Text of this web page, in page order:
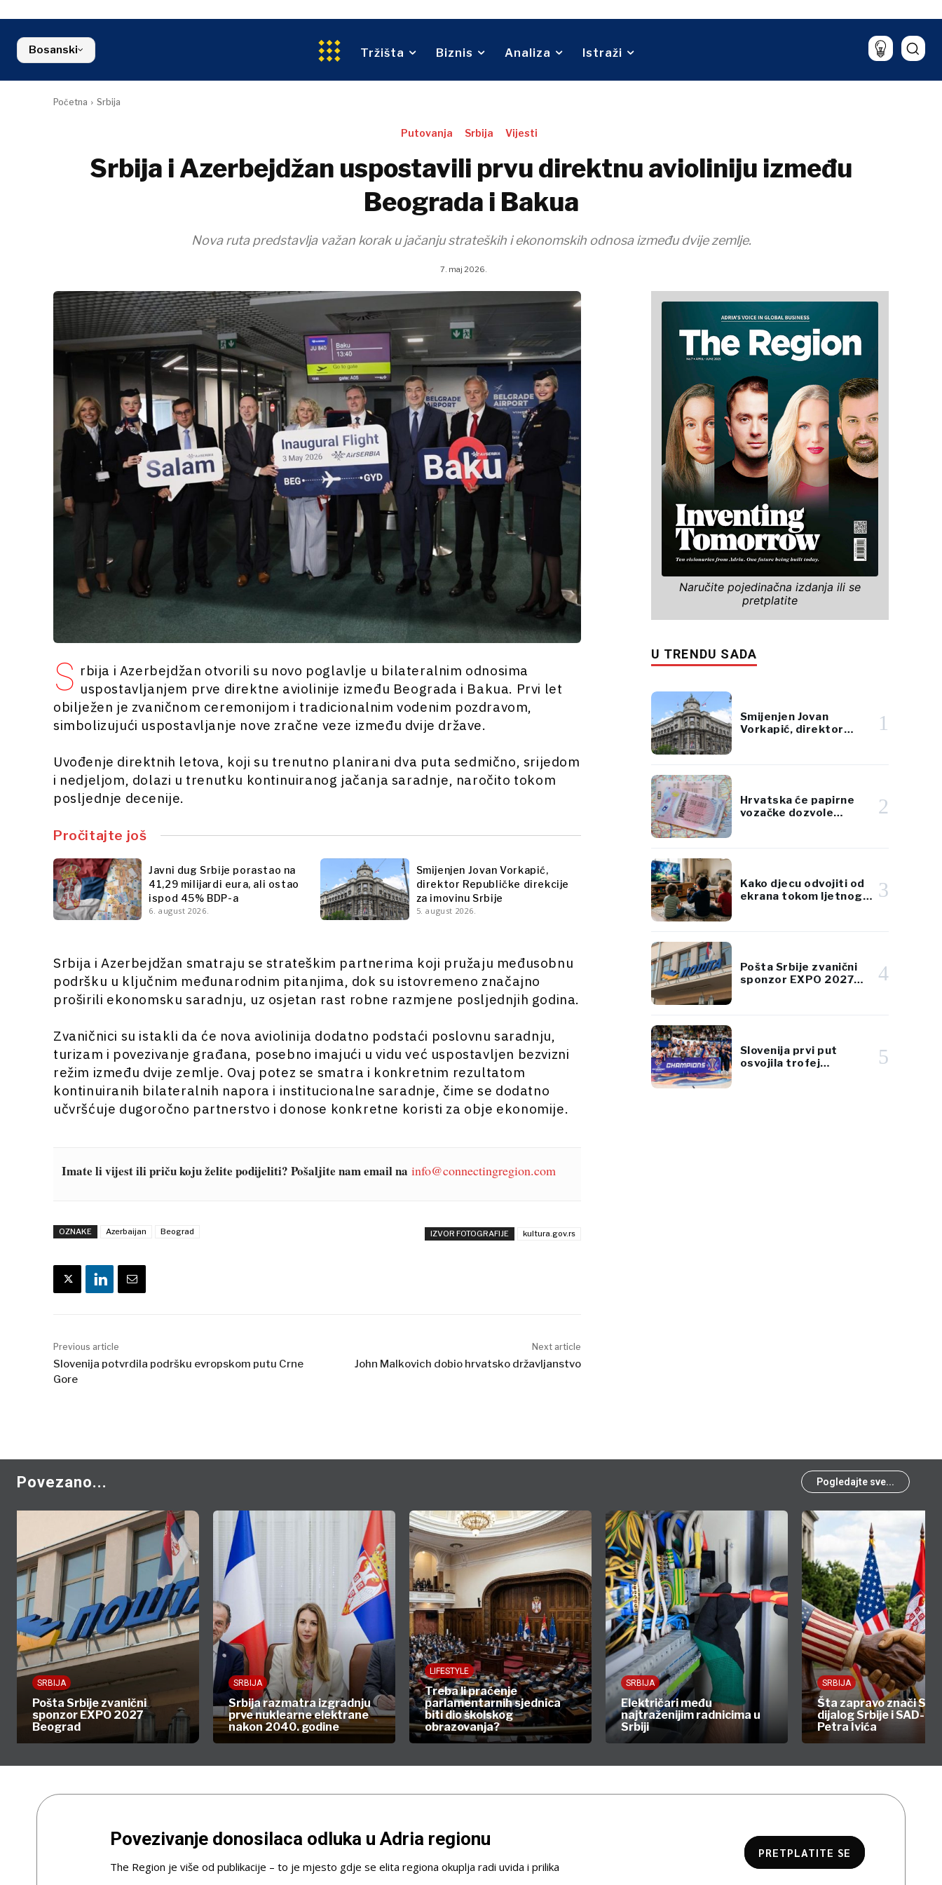
Crna Gora
Sjeverna Makedonija
Srbija
Građevinarstvo
Tehnologija
Turizam
Lifestyle
Pretplata
FMCG
O nama Oglašavanje Kontakt Pretplata
Bosanski Tržišta Biznis Analiza Istraži
Početna Srbija
Putovanja Srbija Vijesti
Srbija i Azerbejdžan uspostavili prvu direktnu avioliniju između
Beograda i Bakua
Nova ruta predstavlja važan korak u jačanju strateških i ekonomskih odnosa između dvije zemlje.
7. maj 2026.
S rbija i Azerbejdžan otvorili su novo poglavlje u bilateralnim odnosima
uspostavljanjem prve direktne aviolinije između Beograda i Bakua. Prvi let
obilježen je zvaničnom ceremonijom i tradicionalnim vodenim pozdravom,
simbolizujući uspostavljanje nove zračne veze između dvije države.
Uvođenje direktnih letova, koji su trenutno planirani dva puta sedmično, srijedom
i nedjeljom, dolazi u trenutku kontinuiranog jačanja saradnje, naročito tokom
posljednje decenije.
Pročitajte još
Javni dug Srbije porastao na
41,29 milijardi eura, ali ostao
ispod 45% BDP-a
6. august 2026.
Smijenjen Jovan Vorkapić,
direktor Republičke direkcije
za imovinu Srbije
5. august 2026.
Srbija i Azerbejdžan smatraju se strateškim partnerima koji pružaju međusobnu
podršku u ključnim međunarodnim pitanjima, dok su istovremeno značajno
proširili ekonomsku saradnju, uz osjetan rast robne razmjene posljednjih godina.
Zvaničnici su istakli da će nova aviolinija dodatno podstaći poslovnu saradnju,
turizam i povezivanje građana, posebno imajući u vidu već uspostavljen bezvizni
režim između dvije zemlje. Ovaj potez se smatra i konkretnim rezultatom
kontinuiranih bilateralnih napora i institucionalne saradnje, čime se dodatno
učvršćuje dugoročno partnerstvo i donose konkretne koristi za obje ekonomije.
Imate li vijest ili priču koju želite podijeliti? Pošaljite nam email na info@connectingregion.com
OZNAKE Azerbaijan Beograd IZVOR FOTOGRAFIJE kultura.gov.rs
Previous article
Slovenija potvrdila podršku evropskom putu Crne
Gore
Next article
John Malkovich dobio hrvatsko državljanstvo
Naručite pojedinačna izdanja ili se
pretplatite
U TRENDU SADA
Smijenjen Jovan
Vorkapić, direktor
1
Hrvatska će papirne
vozačke dozvole
2
Kako djecu odvojiti od
ekrana tokom ljetnog
3
Pošta Srbije zvanični
sponzor EXPO 2027
4
Slovenija prvi put
osvojila trofej
5
Povezano... Pogledajte sve...
SRBIJA
Pošta Srbije zvanični
sponzor EXPO 2027
Beograd
SRBIJA
Srbija razmatra izgradnju
prve nuklearne elektrane
nakon 2040. godine
LIFESTYLE
Treba li praćenje
parlamentarnih sjednica
biti dio školskog
obrazovanja?
SRBIJA
Električari među
najtraženijim radnicima u
Srbiji
SRBIJA
Šta zapravo znači
dijalog Srbije i SAD-a:
Petra Ivića
Povezivanje donosilaca odluka u Adria regionu
The Region je više od publikacije – to je mjesto gdje se elita regiona okuplja radi uvida i prilika
PRETPLATITE SE